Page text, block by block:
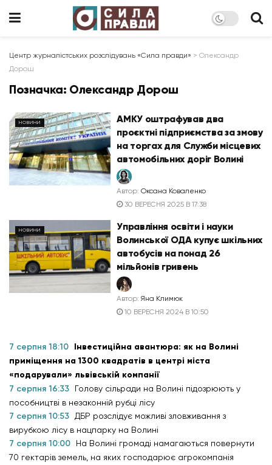
Центр журналістських розслідувань «Сила правди» > Олександр
Дорош
Позначка: Олександр Дорош
НОВИНИ
АМКУ оштрафував два
проєктні підприємства за змову
на торгах для Служби місцевих
автомобільних доріг Волині
Автор: Оксана Коваленко
30 ВЕРЕСНЯ 2025 В 17:38
НОВИНИ
Управління освіти і науки
Волинської ОДА купує шкільних
автобусів на понад 26
мільйонів гривень
Автор: Яна Климюк
10 ВЕРЕСНЯ 2024 В 10:50
7 серпня 18:10 Інвестиційна авантюра: як на Волині
приміщення на 1300 квадратів в центрі міста
«подарували» львівській компанії
7 серпня 16:33
Голову сільради на Волині підозрюють у
пособництві в незаконній рубці лісу
7 серпня 10:53
ДБР розслідує можливі зловживання з
вирубкою лісу в нацпарку на Волині
7 серпня 10:00
На Волині громаді намагаються повернути
70 гектарів земель, на яких господарює агрокомпанія